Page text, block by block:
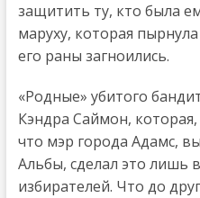
защитить ту, кто была
маруху, которая
его раны загноились.
«Родные» убитого
Кэндра Саймон,
что мэр города Адамс,
Альбы, сделал это лишь
избирателей. Что до